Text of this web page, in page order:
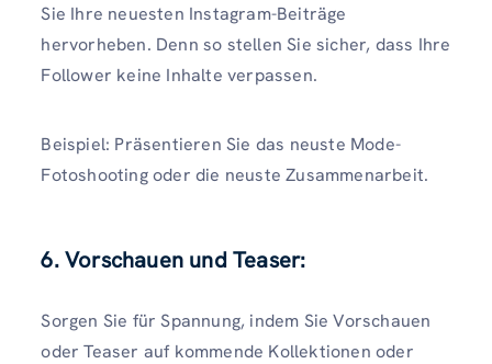
Sie Ihre neuesten Instagram-Beiträge
hervorheben. Denn so stellen Sie sicher, dass Ihre
Follower keine Inhalte verpassen.
Beispiel: Präsentieren Sie das neuste Mode-
Fotoshooting oder die neuste Zusammenarbeit.
6. Vorschauen und Teaser:
Sorgen Sie für Spannung, indem Sie Vorschauen
oder Teaser auf kommende Kollektionen oder